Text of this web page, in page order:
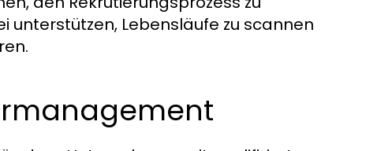
unterstützen, Lebensläufe zu scannen